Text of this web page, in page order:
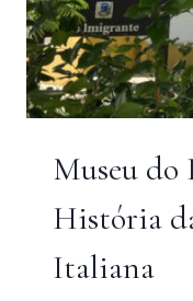
Museu
História
Italiana